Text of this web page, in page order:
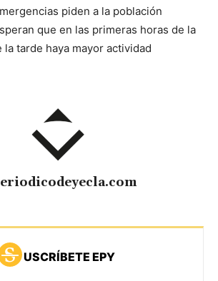
piden a la población
que en las primeras horas de la
la tarde haya mayor actividad
USCRÍBETE EPY